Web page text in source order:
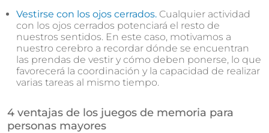
Vestirse con los ojos cerrados. Cualquier actividad
con los ojos cerrados potenciará el resto de
nuestros sentidos. En este caso, motivamos a
nuestro cerebro a recordar dónde se encuentran
las prendas de vestir y cómo deben ponerse, lo que
favorecerá la coordinación y la capacidad de realizar
varias tareas al mismo tiempo.
4 ventajas de los juegos de memoria para
personas mayores